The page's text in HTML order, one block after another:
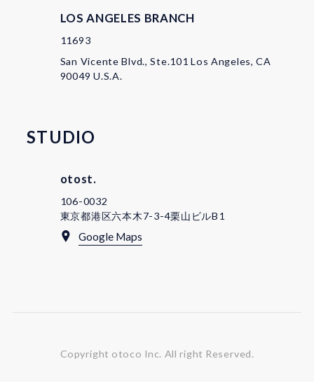
LOS ANGELES BRANCH
11693
San Vicente Blvd., Ste.101 Los Angeles, CA
90049 U.S.A.
STUDIO
otost.
106-0032
東京都港区六本木7-3-4栗山ビルB1
Google Maps
Copyright otoco Inc. All right Reserved.